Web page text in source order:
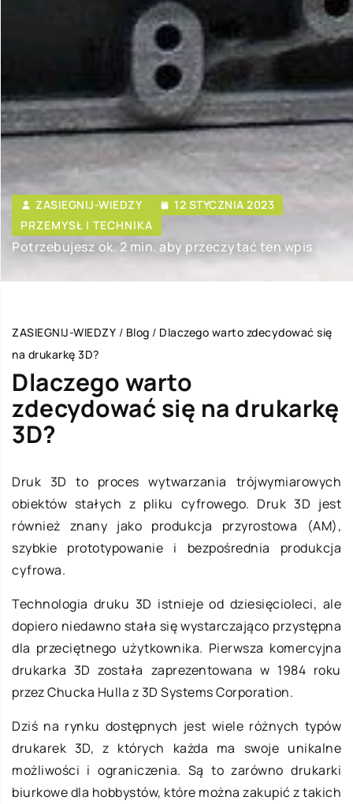
ZASIEGNIJ-WIEDZY
12 STYCZNIA 2023
PRZEMYSŁ I TECHNIKA
Potrzebujesz ok. 2 min. aby przeczytać ten wpis
ZASIEGNIJ-WIEDZY / Blog / Dlaczego warto zdecydować się
na drukarkę 3D?
Dlaczego warto
zdecydować się na drukarkę
3D?
Druk 3D to proces wytwarzania trójwymiarowych
obiektów stałych z pliku cyfrowego. Druk 3D jest
również znany jako produkcja przyrostowa (AM),
szybkie prototypowanie i bezpośrednia produkcja
cyfrowa.
Technologia druku 3D istnieje od dziesięcioleci, ale
dopiero niedawno stała się wystarczająco przystępna
dla przeciętnego użytkownika. Pierwsza komercyjna
drukarka 3D została zaprezentowana w 1984 roku
przez Chucka Hulla z 3D Systems Corporation.
Dziś na rynku dostępnych jest wiele różnych typów
drukarek 3D, z których każda ma swoje unikalne
możliwości i ograniczenia. Są to zarówno drukarki
biurkowe dla hobbystów, które można zakupić z takich